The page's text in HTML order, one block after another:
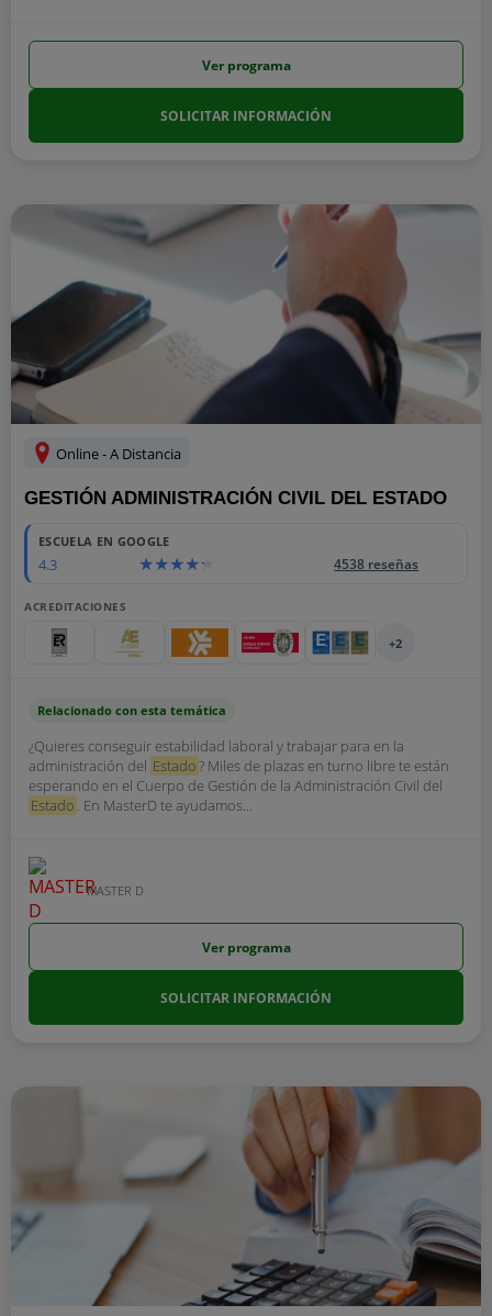
Ver programa
SOLICITAR INFORMACIÓN
Online - A Distancia
GESTIÓN ADMINISTRACIÓN CIVIL DEL ESTADO
ESCUELA EN GOOGLE
4.3 4538 reseñas
ACREDITACIONES
+2
Relacionado con esta temática
¿Quieres conseguir estabilidad laboral y trabajar para en la
administración del Estado? Miles de plazas en turno libre te están
esperando en el Cuerpo de Gestión de la Administración Civil del
Estado . En MasterD te ayudamos...
MASTER D
Ver programa
SOLICITAR INFORMACIÓN